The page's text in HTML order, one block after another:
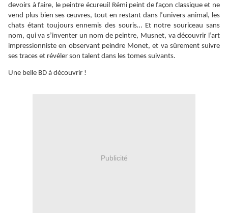
devoirs à faire, le peintre écureuil Rémi peint de façon classique et ne
vend plus bien ses œuvres, tout en restant dans l’univers animal, les
chats étant toujours ennemis des souris… Et notre souriceau sans
nom, qui va s’inventer un nom de peintre, Musnet, va découvrir l’art
impressionniste en observant peindre Monet, et va sûrement suivre
ses traces et révéler son talent dans les tomes suivants.
Une belle BD à découvrir !
Publicité